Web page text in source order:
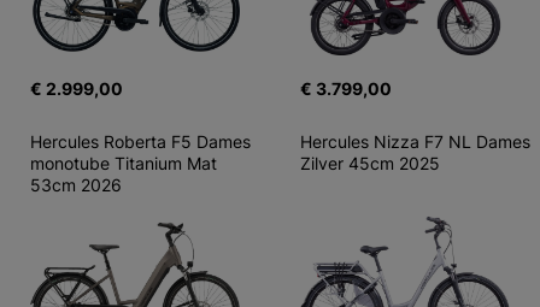
€ 2.999,00 € 3.799,00
Hercules Roberta F5 Dames
monotube Titanium Mat
53cm 2026
Hercules Nizza F7 NL Dames
Zilver 45cm 2025